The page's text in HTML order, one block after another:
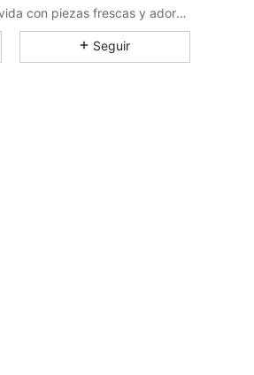
Añade un toque de gracia a tu vida con piezas frescas y adorables.
Seguir